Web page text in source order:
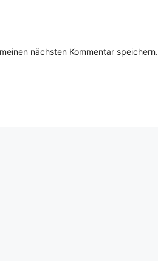
nächsten Kommentar speichern.